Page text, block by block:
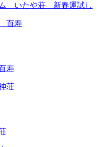
ム いたや荘 新春運試し
寿